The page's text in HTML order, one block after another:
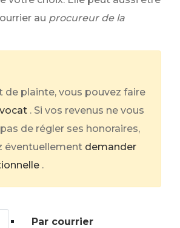
au procureur de la
de plainte, vous pouvez faire
. Si vos revenus ne vous
de régler ses honoraires,
éventuellement demander
.
Par courrier